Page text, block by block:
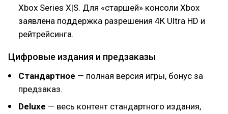
Xbox Series X|S. Для «старшей» консоли Xbox
заявлена поддержка разрешения 4К Ultra HD и
рейтрейсинга.
Цифровые издания и предзаказы
Стандартное — полная версия игры, бонус за
предзаказ.
Deluxe — весь контент стандартного издания,